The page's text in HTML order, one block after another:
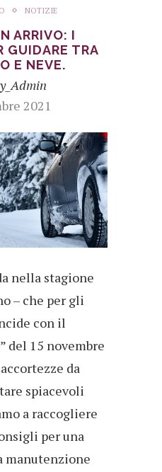
NOTIZIE
ARRIVO: I
GUIDARE TRA
E NEVE.
2021
nella stagione
– che per gli
con il
del 15 novembre
da
spiacevoli
a raccogliere
per una
manutenzione